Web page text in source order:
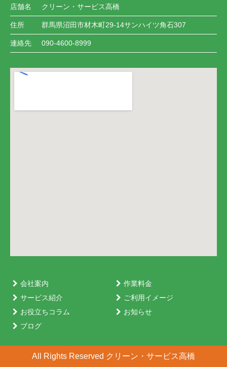
店舗名 クリーン・サービス高橋
住所 群馬県沼田市材木町29-14サンハイツ角石307
連絡先 090-4600-8999
会社案内
作業料金
サービス紹介
ご利用イメージ
お役立ちコラム
お知らせ
ブログ
All Rights Reserved クリーン・サービス高橋